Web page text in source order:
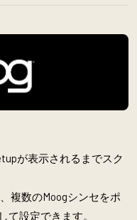
が表示されるまでスク
複数のMoogシンセをポ
て設定できます。